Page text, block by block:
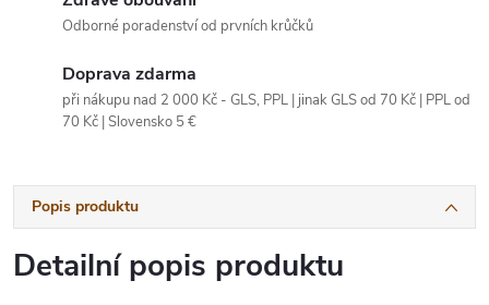
Odborné poradenství od prvních krůčků
Doprava zdarma
při nákupu nad 2 000 Kč - GLS, PPL | jinak GLS od 70 Kč | PPL od
70 Kč | Slovensko 5 €
Popis produktu
Detailní popis produktu